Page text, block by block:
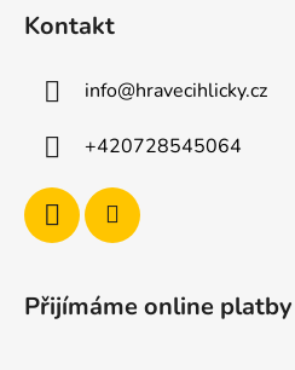
Kontakt
info@hravecihlicky.cz
+420728545064
Přijímáme online platby